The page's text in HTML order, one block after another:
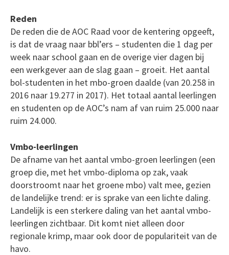
Reden
De reden die de AOC Raad voor de kentering opgeeft,
is dat de vraag naar bbl’ers – studenten die 1 dag per
week naar school gaan en de overige vier dagen bij
een werkgever aan de slag gaan – groeit. Het aantal
bol-studenten in het mbo-groen daalde (van 20.258 in
2016 naar 19.277 in 2017). Het totaal aantal leerlingen
en studenten op de AOC’s nam af van ruim 25.000 naar
ruim 24.000.
Vmbo-leerlingen
De afname van het aantal vmbo-groen leerlingen (een
groep die, met het vmbo-diploma op zak, vaak
doorstroomt naar het groene mbo) valt mee, gezien
de landelijke trend: er is sprake van een lichte daling.
Landelijk is een sterkere daling van het aantal vmbo-
leerlingen zichtbaar. Dit komt niet alleen door
regionale krimp, maar ook door de populariteit van de
havo.